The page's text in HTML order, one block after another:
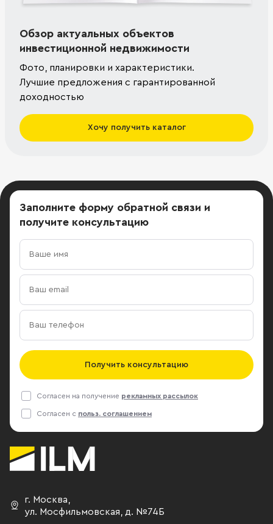
Обзор актуальных объектов
инвестиционной недвижимости
Фото, планировки и характеристики.
Лучшие предложения с гарантированной
доходностью
Хочу получить каталог
Заполните форму обратной связи и
получите консультацию
Получить консультацию
Согласен на получение рекламных рассылок
Согласен с польз. соглашением
г. Москва
ул. Мосфильмовская,
д. №74Б